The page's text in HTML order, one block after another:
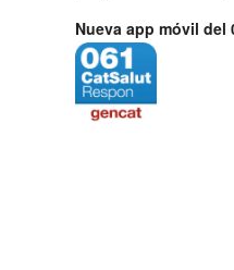
Nueva app móvil del